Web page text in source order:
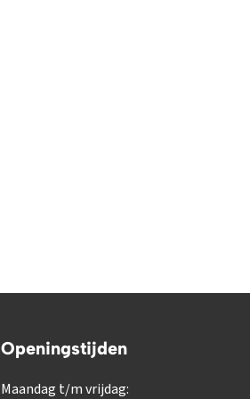
Openingstijden
Maandag t/m vrijdag: